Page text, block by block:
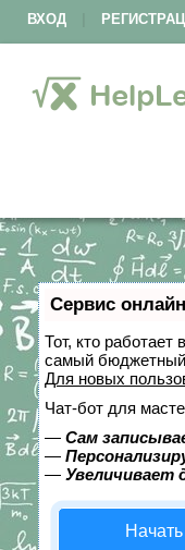
ВХОД
Сервис
Тот, кто
самый бюджетный
Для новых
Чат-бот для
— Сам
—
— Увеличивает